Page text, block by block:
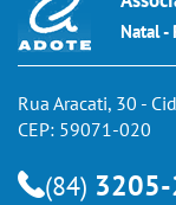
Natal -
Rua Aracati, 30 -
CEP: 59071-020
(84)